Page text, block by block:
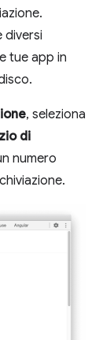
diversi
tue app in
, seleziona
di
numero